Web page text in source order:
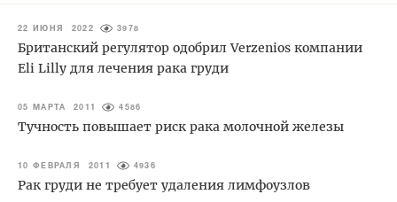
22 ИЮНЯ 2022 3978
Британский регулятор одобрил Verzenios компании
Eli Lilly для лечения рака груди
05 МАРТА 2011 4586
Тучность повышает риск рака молочной железы
10 ФЕВРАЛЯ 2011 4936
Рак груди не требует удаления лимфоузлов